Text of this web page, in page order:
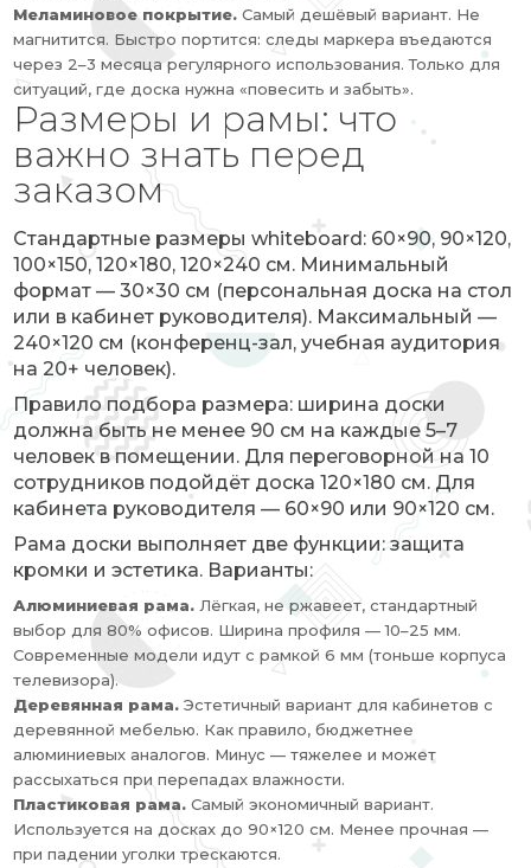
Меламиновое покрытие. Самый дешёвый вариант. Не
магнитится. Быстро портится: следы маркера въедаются
через 2–3 месяца регулярного использования. Только для
ситуаций, где доска нужна «повесить и забыть».
Размеры и рамы: что
важно знать перед
заказом
Стандартные размеры whiteboard: 60×90, 90×120,
100×150, 120×180, 120×240 см. Минимальный
формат — 30×30 см (персональная доска на стол
или в кабинет руководителя). Максимальный —
240×120 см (конференц-зал, учебная аудитория
на 20+ человек).
Правило подбора размера: ширина доски
должна быть не менее 90 см на каждые 5–7
человек в помещении. Для переговорной на 10
сотрудников подойдёт доска 120×180 см. Для
кабинета руководителя — 60×90 или 90×120 см.
Рама доски выполняет две функции: защита
кромки и эстетика. Варианты:
Алюминиевая рама. Лёгкая, не ржавеет, стандартный
выбор для 80% офисов. Ширина профиля — 10–25 мм.
Современные модели идут с рамкой 6 мм (тоньше корпуса
телевизора).
Деревянная рама. Эстетичный вариант для кабинетов с
деревянной мебелью. Как правило, бюджетнее
алюминиевых аналогов. Минус — тяжелее и может
рассыхаться при перепадах влажности.
Пластиковая рама. Самый экономичный вариант.
Используется на досках до 90×120 см. Менее прочная —
при падении уголки трескаются.